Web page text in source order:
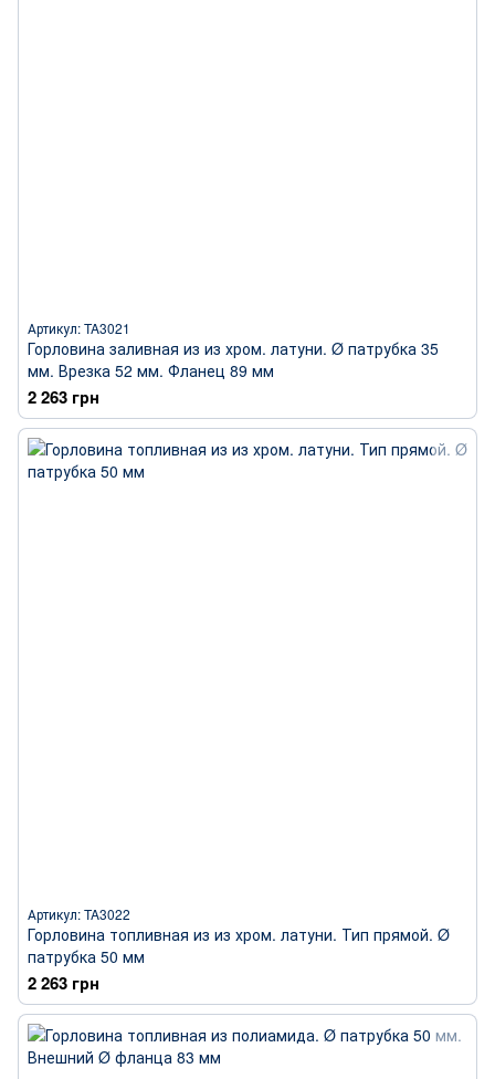
Артикул: TA3021
Горловина заливная из из хром. латуни. Ø патрубка 35
мм. Врезка 52 мм. Фланец 89 мм
2 263 грн
Артикул: TA3022
Горловина топливная из из хром. латуни. Тип прямой. Ø
патрубка 50 мм
2 263 грн